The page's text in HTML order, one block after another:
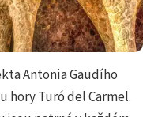
Antonia Gaudího
hory Turó del Carmel.